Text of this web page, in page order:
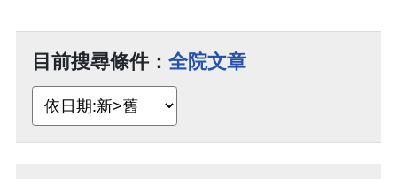
目前搜尋條件： 全院文章